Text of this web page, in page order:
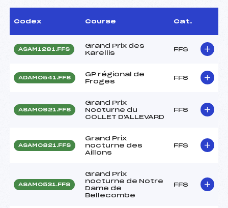
Codex Course Cat.
ASAM1281.FFS
Grand Prix des
Karellis
FFS
ADAM0541.FFS
GP régional de
Froges
FFS
ASAM0921.FFS
Grand Prix
Nocturne du
COLLET D'ALLEVARD
FFS
ASAM0821.FFS
Grand Prix
nocturne des
Aillons
FFS
ASAM0531.FFS
Grand Prix
nocturne de Notre
Dame de
Bellecombe
FFS